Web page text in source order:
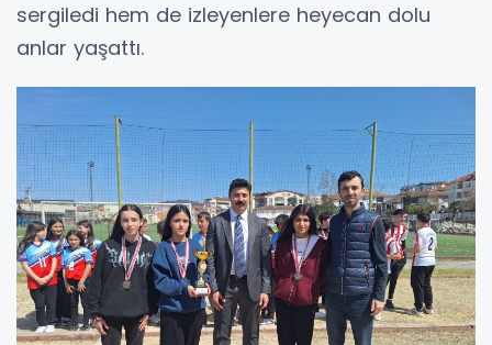
sergiledi hem de izleyenlere heyecan dolu
anlar yaşattı.